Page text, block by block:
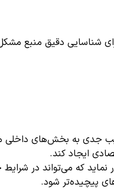
شناسایی دقیق منبع
جدی به بخش‌های داخلی
ایجاد کند.
که می‌تواند در
پیچیده‌تر شود.